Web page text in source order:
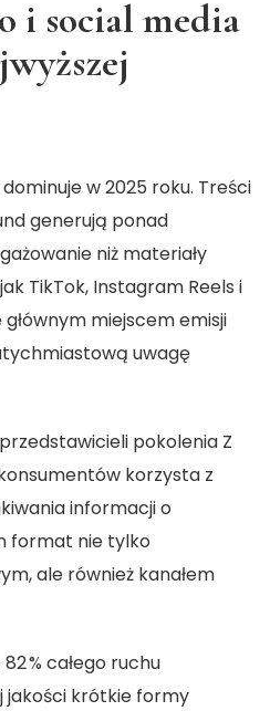
i social media
w 2025 roku. Treści
generują ponad
niż materiały
TikTok, Instagram Reels i
miejscem emisji
uwagę
pokolenia Z
korzysta z
informacji o
format nie tylko
ale również kanałem
% całego ruchu
jakości krótkie formy